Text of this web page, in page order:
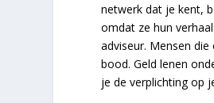
netwerk dat je kent,
omdat ze hun
adviseur. Mensen
bood. Geld lenen
je de verplichting op